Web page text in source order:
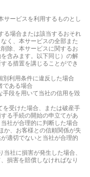
サービスを利用するものとし
る場合または該当するおそれ
く、本サービスの全部また
除、本サービスに関するお
含みます。以下同じ）の解
る措置を講じることができ
利用条件に違反した場合
である場合
手段を用いて当社の信用を毀
を受けた場合、または破産手
る手続の開始の申立てがあ
社が合理的に判断した場合
か、お客様との信頼関係が失
適切でないと当社が合理的
社に損害が発生した場合、
損害を賠償しなければなり